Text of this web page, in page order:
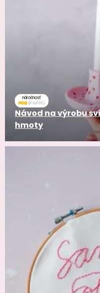
náročnosť
Návod na výrobu
hmoty